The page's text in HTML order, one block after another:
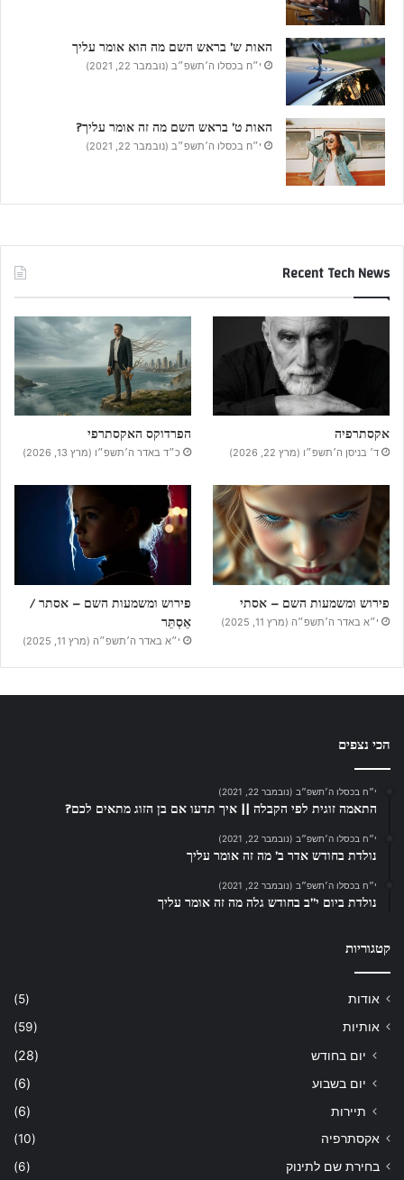
האות ש’ בראש השם מה הוא אומר עליך
י״ח בכסלו ה׳תשפ״ב (נובמבר 22, 2021)
האות ט’ בראש השם מה זה אומר עליך?
י״ח בכסלו ה׳תשפ״ב (נובמבר 22, 2021)
Recent Tech News
אקסתרפיה
ד׳ בניסן ה׳תשפ״ו (מרץ 22, 2026)
הפרדוקס האקסתרפי
כ״ד באדר ה׳תשפ״ו (מרץ 13, 2026)
פירוש ומשמעות השם – אסתי
י״א באדר ה׳תשפ״ה (מרץ 11, 2025)
פירוש ומשמעות השם – אסתר /
אֵסְתֵּר
י״א באדר ה׳תשפ״ה (מרץ 11, 2025)
הכי נצפים
י״ח בכסלו ה׳תשפ״ב (נובמבר 22, 2021)
התאמה זוגית לפי הקבלה || איך תדעו אם בן הזוג מתאים לכם?
י״ח בכסלו ה׳תשפ״ב (נובמבר 22, 2021)
נולדת בחודש אדר ב’ מה זה אומר עליך
י״ח בכסלו ה׳תשפ״ב (נובמבר 22, 2021)
נולדת ביום י”ב בחודש גלה מה זה אומר עליך
קטגוריות
אודות
(5)
אותיות
(59)
יום בחודש
(28)
יום בשבוע
(6)
תיירות
(6)
אקסתרפיה
(10)
בחירת שם לתינוק
(6)